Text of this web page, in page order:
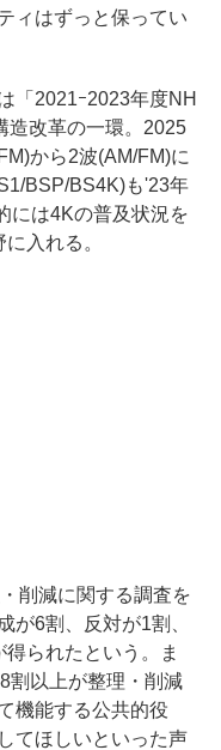
ィはずっと保ってい
「2021ｰ2023年度NH
造改革の一環。2025
から2波(AM/FM)に
BSP/BS4K)も'23年
には4Kの普及状況を
入れる。
削減に関する調査を
が6割、反対が1割、
られたという。ま
割以上が整理・削減
機能する公共的役
てほしいといった声